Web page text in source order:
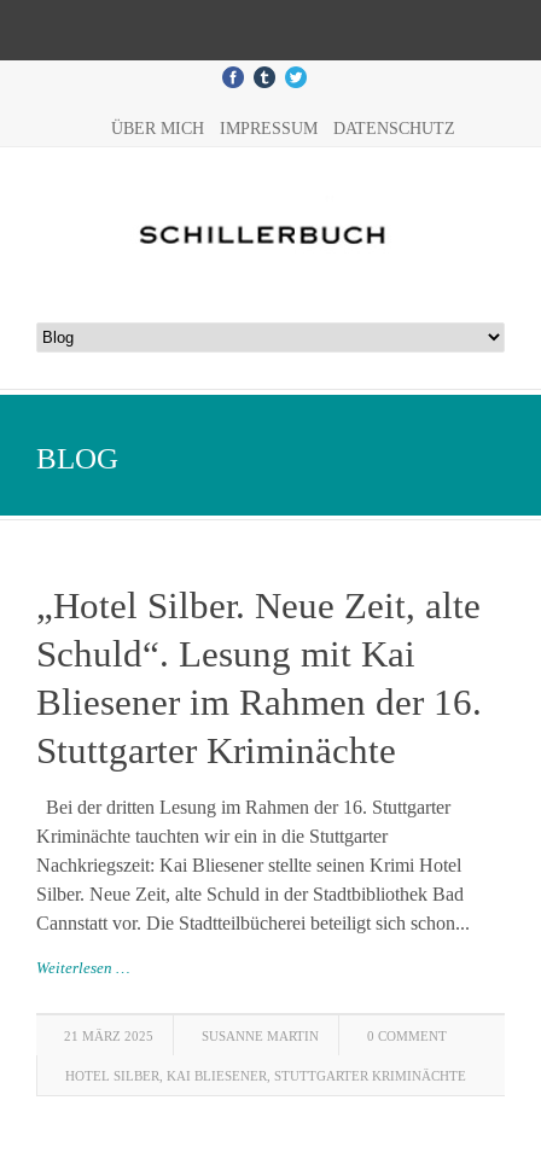
ÜBER MICH IMPRESSUM DATENSCHUTZ
BLOG
„Hotel Silber. Neue Zeit, alte
Schuld“. Lesung mit Kai
Bliesener im Rahmen der 16.
Stuttgarter Kriminächte
Bei der dritten Lesung im Rahmen der 16. Stuttgarter
Kriminächte tauchten wir ein in die Stuttgarter
Nachkriegszeit: Kai Bliesener stellte seinen Krimi Hotel
Silber. Neue Zeit, alte Schuld in der Stadtbibliothek Bad
Cannstatt vor. Die Stadtteilbücherei beteiligt sich schon...
Weiterlesen …
21 MÄRZ 2025 SUSANNE MARTIN 0 COMMENT
HOTEL SILBER KAI BLIESENER STUTTGARTER KRIMINÄCHTE